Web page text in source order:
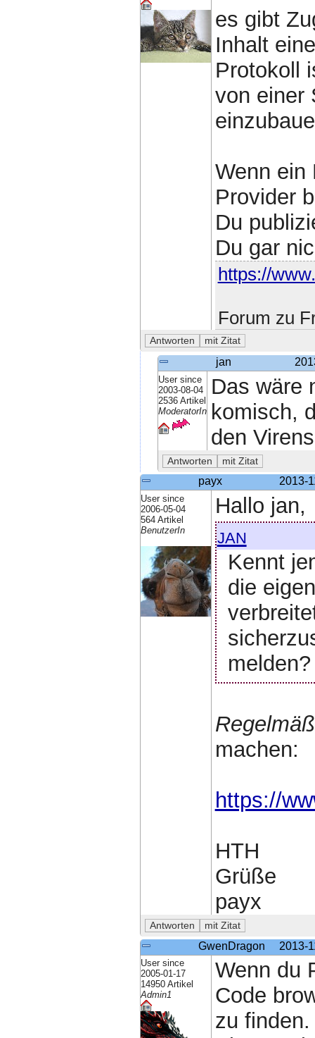
es gibt
Inhalt
Protokoll
von einer
Wenn ein
Provider
Du
Du gar
https://
Forum zu
jan
User since
2003-08-04
2536 Artikel
ModeratorIn
Das wäre
komisch,
den
payx 2013-
User since
2006-05-04
564 Artikel
BenutzerIn
Hallo jan,
jan
Kennt
die
melden?
machen:
https://
HTH
Grüße
payx
GwenDragon 2013-
User since
2005-01-17
14950 Artikel
Admin1
Wenn du
Code
zu finden.